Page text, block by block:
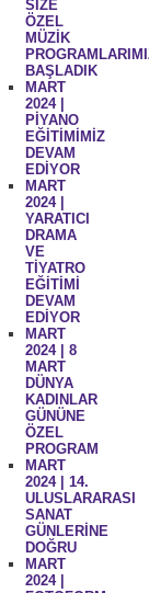
SİZE
ÖZEL
MÜZİK
BAŞLADIK
MART
2024 |
PİYANO
EĞİTİMİMİZ
DEVAM
EDİYOR
MART
2024 |
YARATICI
DRAMA
VE
TİYATRO
EĞİTİMİ
DEVAM
EDİYOR
MART
2024 | 8
MART
DÜNYA
KADINLAR
GÜNÜNE
ÖZEL
PROGRAM
MART
2024 | 14.
ULUSLARARASI
SANAT
GÜNLERİNE
DOĞRU
MART
2024 |